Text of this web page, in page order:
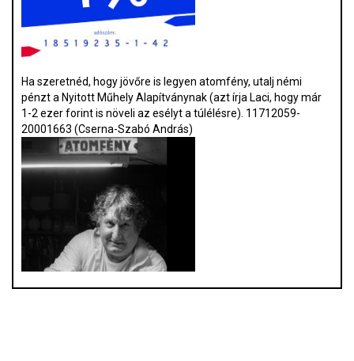
Ha szeretnéd, hogy jövőre is legyen atomfény, utalj némi
pénzt a Nyitott Műhely Alapítványnak (azt írja Laci, hogy már
1-2 ezer forint is növeli az esélyt a túlélésre). 11712059-
20001663 (Cserna-Szabó András)